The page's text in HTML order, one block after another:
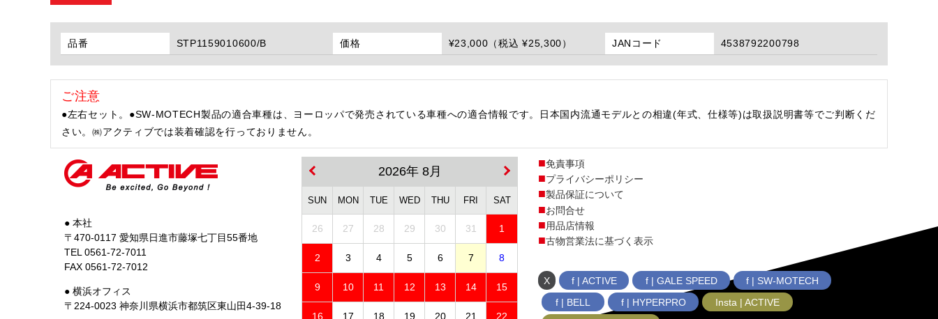
品番 STP1159010600/B 価格 ¥23,000（税込 ¥25,300） JANコード 4538792200798
ご注意
●左右セット。●SW-MOTECH製品の適合車種は、ヨーロッパで発売されている車種への適合情報です。日本国内流通モデルとの相違(年式、仕様等)は取扱説明書等でご判断くだ
さい。㈱アクティブでは装着確認を行っておりません。
● 本社
〒470-0117 愛知県日進市藤塚七丁目55番地
TEL 0561-72-7011
FAX 0561-72-7012
● 横浜オフィス
〒224-0023 神奈川県横浜市都筑区東山田4-39-18
2026年 8月
SUN MON TUE WED THU FRI SAT
26 27 28 29 30 31 1
2 3 4 5 6 7 8
9 10 11 12 13 14 15
16 17 18 19 20 21 22
免責事項
プライバシーポリシー
製品保証について
お問合せ
用品店情報
古物営業法に基づく表示
X f | ACTIVE f | GALE SPEED
f | SW-MOTECH
f | BELL
f | HYPERPRO
Insta | ACTIVE